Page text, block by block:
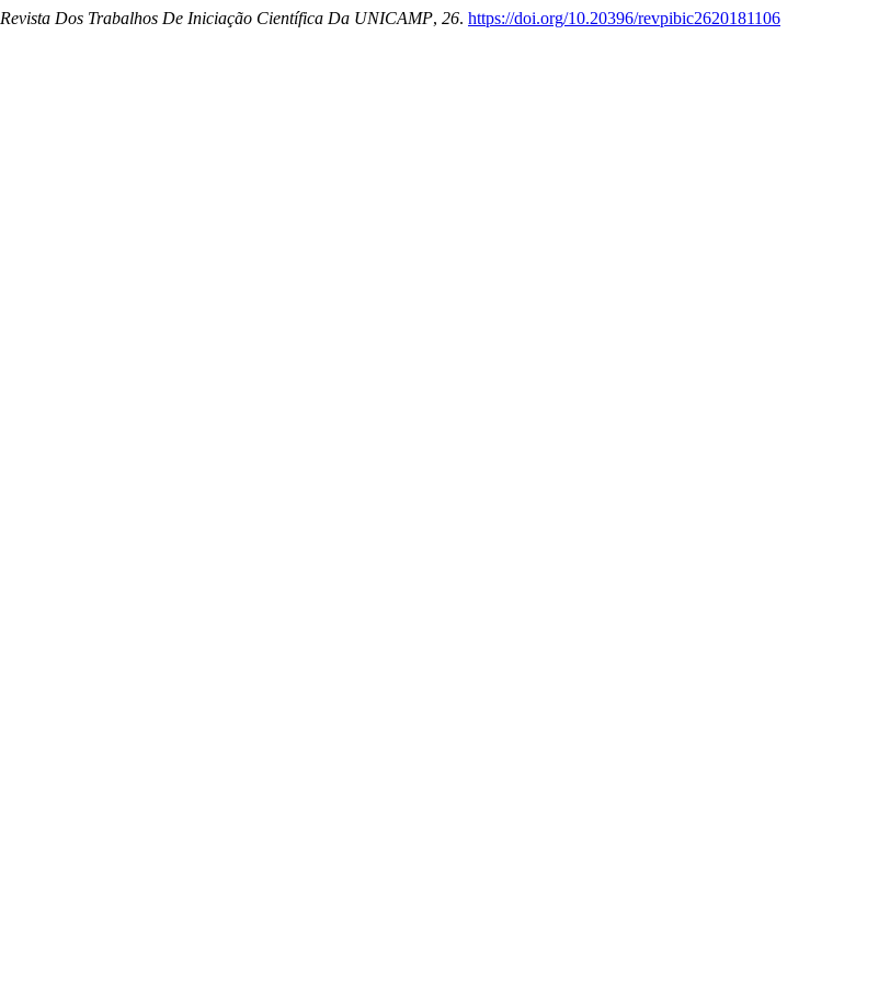
Revista Dos Trabalhos De Iniciação Científica Da UNICAMP, 26. https://doi.org/10.20396/revpibic2620181106